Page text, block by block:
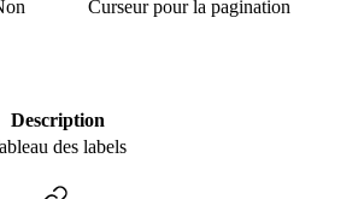
Curseur pour la pagination
Description
des labels